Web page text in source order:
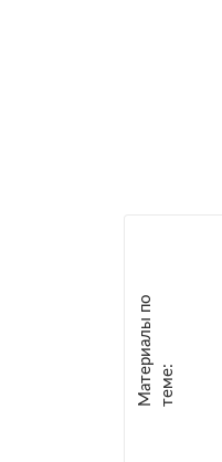
М
а
т е
р
и
а
л
ы
п
о
т
е
м
е :